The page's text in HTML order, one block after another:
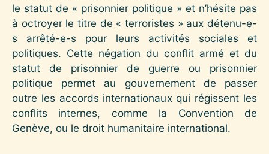
le statut de « prisonnier politique » et n’hésite pas
à octroyer le titre de « terroristes » aux détenu-e-
s arrêté-e-s pour leurs activités sociales et
politiques. Cette négation du conflit armé et du
statut de prisonnier de guerre ou prisonnier
politique permet au gouvernement de passer
outre les accords internationaux qui régissent les
conflits internes, comme la Convention de
Genève, ou le droit humanitaire international.